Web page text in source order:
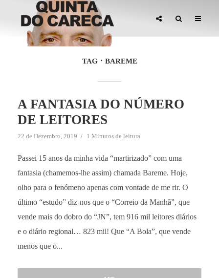
TAG BAREME
A FANTASIA DO NÚMERO
DE LEITORES
22 de Dezembro, 2019 1 Minutos de leitura
Passei 15 anos da minha vida “martirizado” com uma
fantasia (chamemos-lhe assim) chamada Bareme. Hoje,
olho para o fenómeno apenas com vontade de me rir. O
último “estudo” diz-nos que o “Correio da Manhã”, que
vende mais do dobro do “JN”, tem 916 mil leitores diários
e o diário regional… 823 mil! Que “A Bola”, que vende
menos que o...